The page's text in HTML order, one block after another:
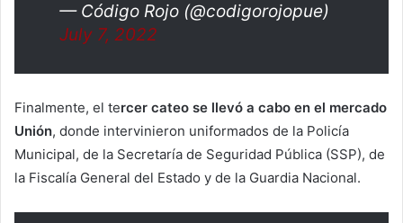
— Código Rojo (@codigorojopue)
July 7, 2022
Finalmente, el tercer cateo se llevó a cabo en el mercado
Unión, donde intervinieron uniformados de la Policía
Municipal, de la Secretaría de Seguridad Pública (SSP), de
la Fiscalía General del Estado y de la Guardia Nacional.